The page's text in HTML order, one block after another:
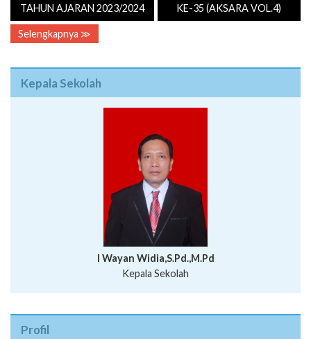
TAHUN AJARAN 2023/2024
KE-35 (AKSARA VOL.4)
Selengkapnya ≫
Kepala Sekolah
I Wayan Widia,S.Pd.,M.Pd
Kepala Sekolah
Profil